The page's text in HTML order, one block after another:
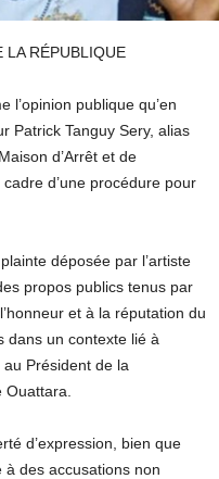
LA RÉPUBLIQUE
l’opinion publique qu’en
Patrick Tanguy Sery, alias
d’Arrêt et de
d’une procédure pour
déposée par l’artiste
propos publics tenus par
et à la réputation du
dans un contexte lié à
au Président de la
d’expression, bien que
des accusations non